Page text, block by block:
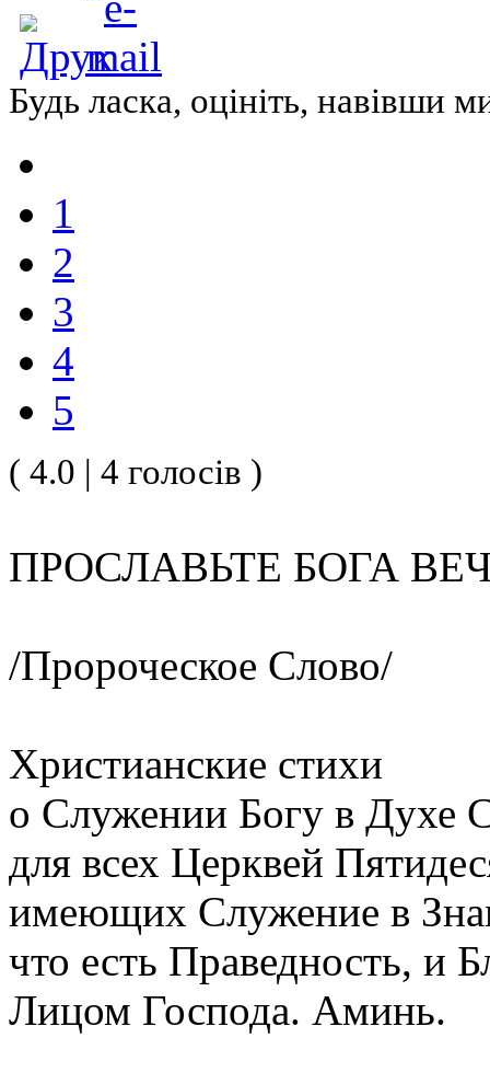
Будь ласка, оцініть, навівши
1
2
3
4
5
( 4.0 | 4 голосів )
ПРОСЛАВЬТЕ БОГА
/Пророческое Слово/
Христианские стихи
о Служении Богу в Духе
для всех Церквей
имеющих Служение в
что есть Праведность, и
Лицом Господа. Аминь.